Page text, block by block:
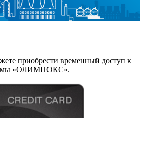
приобрести временный доступ к
«ОЛИМПОКС».